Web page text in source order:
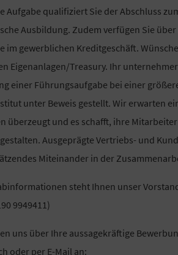
Aufgabe qualifiziert Sie der Abschluss
Ausbildung. Zudem verfügen Sie
im gewerblichen Kreditgeschäft.
Eigenanlagen/Treasury. Ihr
einer Führungsaufgabe bei einer
unter Beweis gestellt. Wir erwarten
überzeugt und es schafft, ihre
Ausgeprägte Vertriebs- und
Miteinander in der
steht Ihnen unser
9949411)
uns über Ihre aussagekräftige
oder per E-Mail an: